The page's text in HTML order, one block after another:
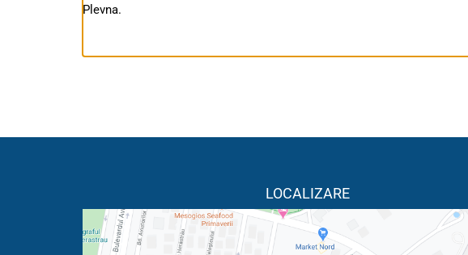
Plevna.
LOCALIZARE